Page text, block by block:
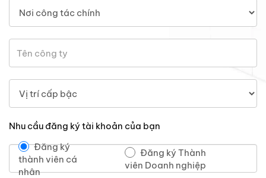
Nhu cầu đăng ký tài khoản của bạn
Đăng ký
thành viên cá
nhân
Đăng ký Thành
viên Doanh nghiệp